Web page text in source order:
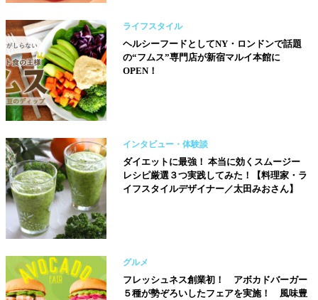
ライフスタイル
ヘルシーフードとしてNY・ロンドンで話題
の“フムス”専門店が新宿マルイ本館に
OPEN！
インタビュー・体験談
ダイエットに最強！ 本当に効くスムージー
レシピ厳選３つ実践してみた！【料理家・ラ
イフスタイルデザイナー／太田みおさん】
グルメ
フレッシュネス創業初！ アボカドバーガー
５種が勢ぞろいしたフェアを実施！ 風味豊